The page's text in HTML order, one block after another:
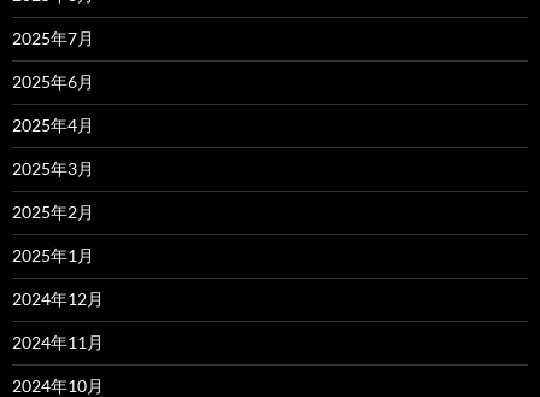
2025年7月
2025年6月
2025年4月
2025年3月
2025年2月
2025年1月
2024年12月
2024年11月
2024年10月